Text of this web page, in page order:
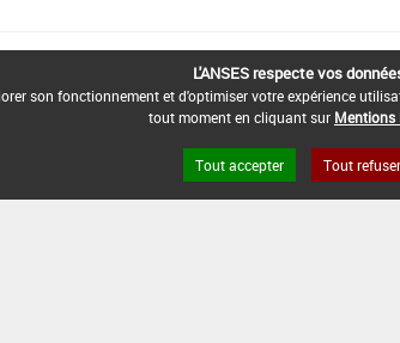
L'ANSES respecte vos
son fonctionnement et d'optimiser votre expérience
tout moment en cliquant sur Mentions
Tout accepter Tout refuser